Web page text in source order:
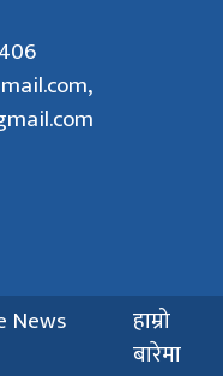
,
News
हाम्रो
बारेमा